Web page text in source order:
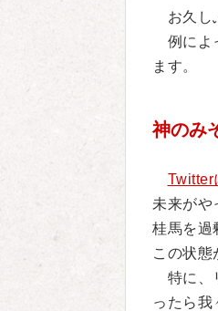
お久し
例によ
ます。
神のみ
Twitter
未来がや
桂馬を過
この状態
特に、
ったら我